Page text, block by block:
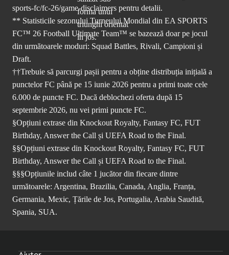
sports-fc/fc-26/game-disclaimers pentru detalii.
** Statisticile sezonului Turneului Mondial din EA SPORTS
FC™ 26 Football Ultimate Team™ se bazează doar pe jocul
din următoarele moduri: Squad Battles, Rivali, Campioni și
Draft.
††Trebuie să parcurgi pașii pentru a obține distribuția inițială a
punctelor FC până pe 15 iunie 2026 pentru a primi toate cele
6.000 de puncte FC. Dacă deblochezi oferta după 15
septembrie 2026, nu vei primi puncte FC.
§Opțiuni extrase din Knockout Royalty, Fantasy FC, FUT
Birthday, Answer the Call și UEFA Road to the Final.
§§Opțiuni extrase din Knockout Royalty, Fantasy FC, FUT
Birthday, Answer the Call și UEFA Road to the Final.
§§§Opțiunile includ câte 1 jucător din fiecare dintre
următoarele: Argentina, Brazilia, Canada, Anglia, Franța,
Germania, Mexic, Țările de Jos, Portugalia, Arabia Saudită,
Spania, SUA.